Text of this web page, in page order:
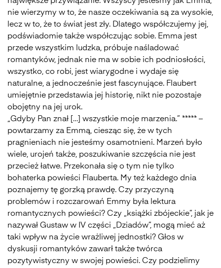
nie wierzymy w to, że nasze oczekiwania są za wysokie,
lecz w to, że to świat jest zły. Dlatego współczujemy jej,
podświadomie także współczując sobie. Emma jest
przede wszystkim ludzka, próbuje naśladować
romantyków, jednak nie ma w sobie ich podniosłości,
wszystko, co robi, jest wiarygodne i wydaje się
naturalne, a jednocześnie jest fascynujące. Flaubert
umiejętnie przedstawia jej historię, nikt nie pozostaje
obojętny na jej urok.
„Gdyby Pan znał […] wszystkie moje marzenia.” ***** –
powtarzamy za Emmą, ciesząc się, że w tych
pragnieniach nie jesteśmy osamotnieni. Marzeń było
wiele, urojeń także, poszukiwanie szczęścia nie jest
przecież łatwe. Przekonała się o tym nie tylko
bohaterka powieści Flauberta. My też każdego dnia
poznajemy tę gorzką prawdę. Czy przyczyną
problemów i rozczarowań Emmy była lektura
romantycznych powieści? Czy „książki zbójeckie”, jak je
nazywał Gustaw w IV części „Dziadów”, mogą mieć aż
taki wpływ na życie wrażliwej jednostki? Głos w
dyskusji romantyków zawarł także twórca
pozytywistyczny w swojej powieści. Czy podzielimy